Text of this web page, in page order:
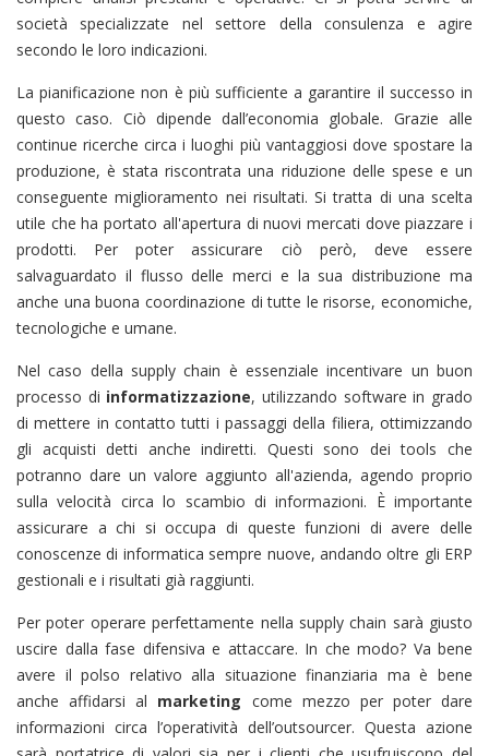
società specializzate nel settore della consulenza e agire
secondo le loro indicazioni.
La pianificazione non è più sufficiente a garantire il successo in
questo caso. Ciò dipende dall’economia globale. Grazie alle
continue ricerche circa i luoghi più vantaggiosi dove spostare la
produzione, è stata riscontrata una riduzione delle spese e un
conseguente miglioramento nei risultati. Si tratta di una scelta
utile che ha portato all'apertura di nuovi mercati dove piazzare i
prodotti. Per poter assicurare ciò però, deve essere
salvaguardato il flusso delle merci e la sua distribuzione ma
anche una buona coordinazione di tutte le risorse, economiche,
tecnologiche e umane.
Nel caso della supply chain è essenziale incentivare un buon
processo di informatizzazione, utilizzando software in grado
di mettere in contatto tutti i passaggi della filiera, ottimizzando
gli acquisti detti anche indiretti. Questi sono dei tools che
potranno dare un valore aggiunto all'azienda, agendo proprio
sulla velocità circa lo scambio di informazioni. È importante
assicurare a chi si occupa di queste funzioni di avere delle
conoscenze di informatica sempre nuove, andando oltre gli ERP
gestionali e i risultati già raggiunti.
Per poter operare perfettamente nella supply chain sarà giusto
uscire dalla fase difensiva e attaccare. In che modo? Va bene
avere il polso relativo alla situazione finanziaria ma è bene
anche affidarsi al marketing come mezzo per poter dare
informazioni circa l’operatività dell’outsourcer. Questa azione